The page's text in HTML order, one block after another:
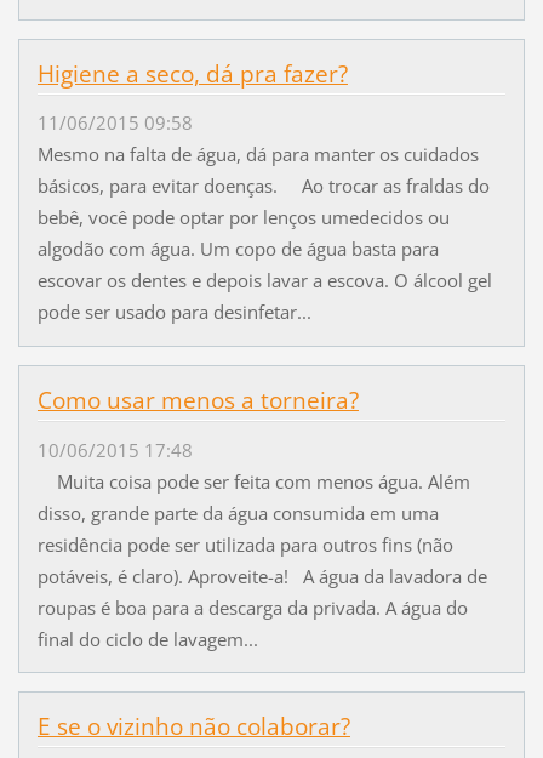
Higiene a seco, dá pra fazer?
11/06/2015 09:58
Mesmo na falta de água, dá para manter os cuidados
básicos, para evitar doenças. Ao trocar as fraldas do
bebê, você pode optar por lenços umedecidos ou
algodão com água. Um copo de água basta para
escovar os dentes e depois lavar a escova. O álcool gel
pode ser usado para desinfetar...
Como usar menos a torneira?
10/06/2015 17:48
Muita coisa pode ser feita com menos água. Além
disso, grande parte da água consumida em uma
residência pode ser utilizada para outros fins (não
potáveis, é claro). Aproveite-a! A água da lavadora de
roupas é boa para a descarga da privada. A água do
final do ciclo de lavagem...
E se o vizinho não colaborar?